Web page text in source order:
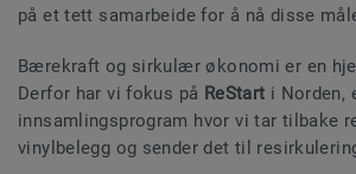
på et tett samarbeide for å nå disse
Bærekraft og sirkulær økonomi er en
Derfor har vi fokus på ReStart i Norden,
innsamlingsprogram hvor vi tar tilbake
vinylbelegg og sender det til